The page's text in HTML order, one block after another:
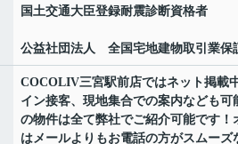
国土交通大臣登録耐震診断資格者
公益社団法人 全国宅地建物取引業
COCOLIV三宮駅前店ではネット掲載
イン接客、現地集合での案内なども
の物件は全て弊社でご紹介可能です
はメールよりもお電話の方がスムー